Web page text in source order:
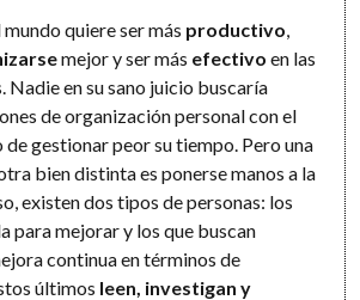
quiere ser más productivo
mejor y ser más efectivo en las
Nadie en su sano juicio buscaría
de organización personal con el
gestionar peor su tiempo. Pero una
bien distinta es ponerse manos a la
existen dos tipos de personas: los
para mejorar y los que buscan
continua en términos de
últimos leen, investigan y